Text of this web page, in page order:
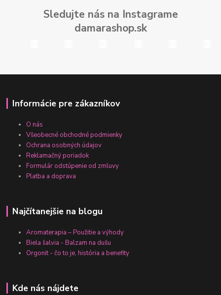
Sledujte nás na Instagrame
damarashop.sk
Informácie pre zákazníkov
O nás
Všeobecné obchodné podmienky
Ochrana osobných údajov
Reklamačný poriadok
Formulár odstúpenie od zmluvy
Platba a doprava
Najčítanejšie na blogu
Aromaterapia – Použitie a výhody
Biela šalvia - Balzam na dušu
Orgonit - čo to je, história a benefity
Kde nás nájdete